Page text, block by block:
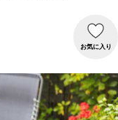
お気に入り